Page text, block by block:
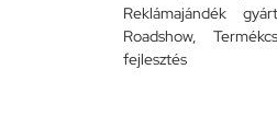
Reklámajándék
Roadshow,
fejlesztés